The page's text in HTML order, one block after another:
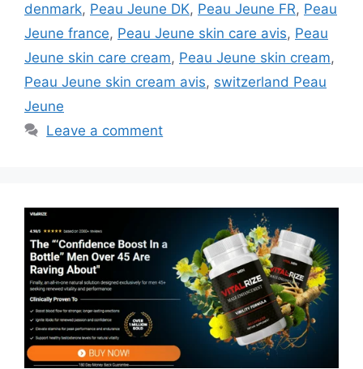
denmark, Peau Jeune DK, Peau Jeune FR, Peau
Jeune france, Peau Jeune skin care avis, Peau
Jeune skin care cream, Peau Jeune skin cream,
Peau Jeune skin cream avis, switzerland Peau
Jeune
Leave a comment